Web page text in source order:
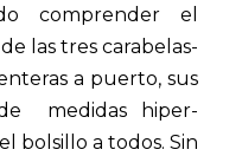
comprender el
las tres carabelas-
a puerto, sus
medidas hiper-
bolsillo a todos. Sin